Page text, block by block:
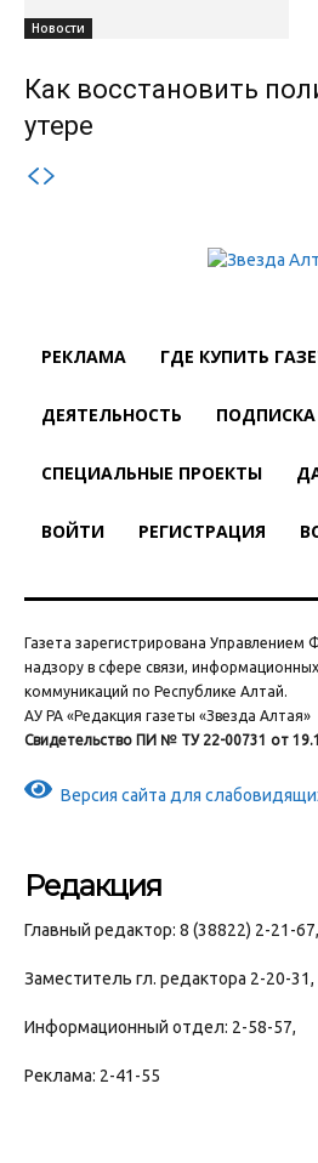
Новости
Как восстановить
утере
РЕКЛАМА ГДЕ КУПИТЬ
ДЕЯТЕЛЬНОСТЬ ПОДПИСКА
СПЕЦИАЛЬНЫЕ ПРОЕКТЫ
ВОЙТИ РЕГИСТРАЦИЯ
Газета зарегистрирована
надзору в сфере связи,
коммуникаций по Республике Алтай.
АУ РА «Редакция газеты «Звезда Алтая»
Свидетельство ПИ № ТУ 22-00731 от
Версия сайта для
Редакция
Главный редактор: 8 (38822) 2-21-67,
Заместитель гл. редактора 2-20-31,
Информационный отдел: 2-58-57,
Реклама: 2-41-55